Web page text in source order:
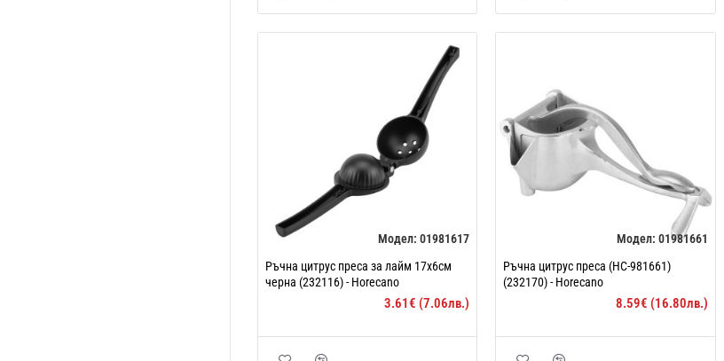
Модел: 01981617
Ръчна цитрус преса за лайм 17x6см
черна (232116) - Horecano
3.61€ (7.06лв.)
Модел: 01981661
Ръчна цитрус преса (HC-981661)
(232170) - Horecano
8.59€ (16.80лв.)